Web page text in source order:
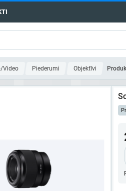
Video Piederumi Objektīvi